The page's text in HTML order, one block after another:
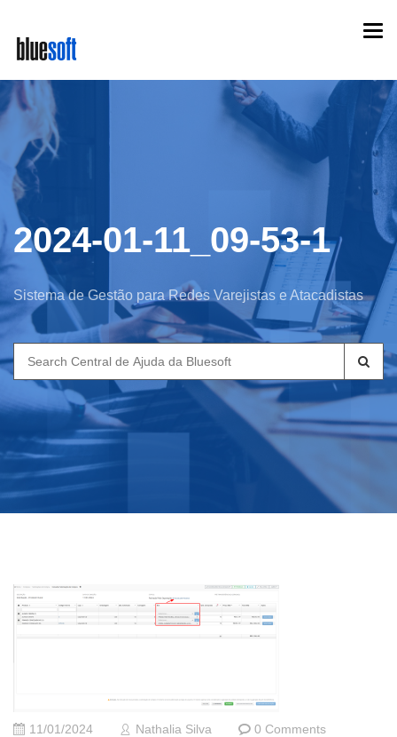
main
content
2024-01-11_09-53-1
Sistema de Gestão para Redes Varejistas e Atacadistas
Search
for:
11/01/2024 Nathalia Silva 0 Comments